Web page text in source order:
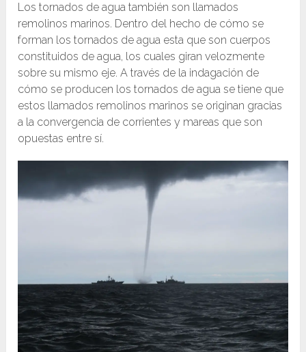
Los tornados de agua también son llamados
remolinos marinos. Dentro del hecho de cómo se
forman los tornados de agua esta que son cuerpos
constituidos de agua, los cuales giran velozmente
sobre su mismo eje. A través de la indagación de
cómo se producen los tornados de agua se tiene que
estos llamados remolinos marinos se originan gracias
a la convergencia de corrientes y mareas que son
opuestas entre sí.